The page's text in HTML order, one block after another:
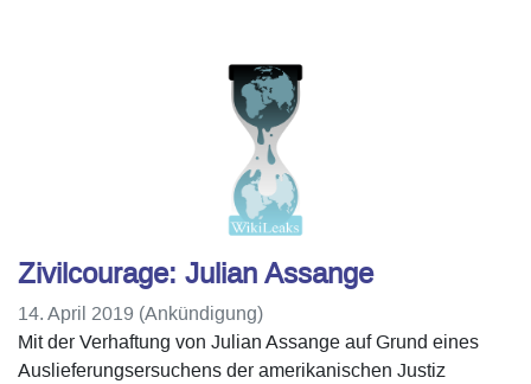
Zivilcourage: Julian Assange
14. April 2019 (Ankündigung)
Mit der Verhaftung von Julian Assange auf Grund eines
Auslieferungsersuchens der amerikanischen Justiz